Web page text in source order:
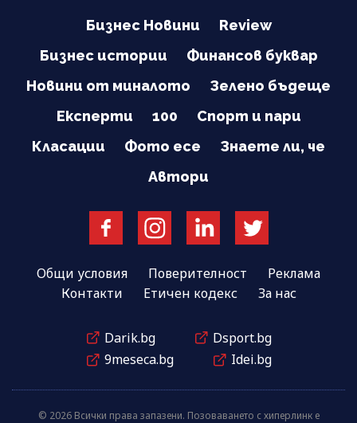
Бизнес Новини
Review
Бизнес истории
Финансов буквар
Новини от миналото
Зелено бъдеще
Експерти
100
Спорт и пари
Класации
Фото есе
Знаете ли, че
Автори
Общи условия Поверителност
Реклама
Контакти
Етичен кодекс За нас
Darik.bg
Dsport.bg
9meseca.bg
Idei.bg
© 2026 Всички права запазени. Позоваването с хиперлинк е